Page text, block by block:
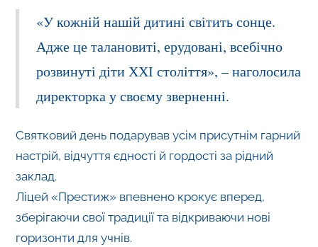
«У кожній нашій дитині світить сонце.
Адже це талановиті, ерудовані, всебічно
розвинуті діти ХХІ століття», – наголосила
директорка у своєму зверненні.
Святковий день подарував усім присутнім гарний
настрій, відчуття єдності й гордості за рідний
заклад.
Ліцей «Престиж» впевнено крокує вперед,
зберігаючи свої традиції та відкриваючи нові
горизонти для учнів.